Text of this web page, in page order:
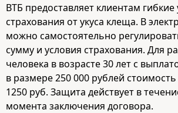
ВТБ предоставляет клиентам гибкие
страхования от укуса клеща. В
можно самостоятельно
сумму и условия страхования. Для
человека в возрасте 30 лет с
в размере 250 000 рублей
1250 руб. Защита действует в
момента заключения договора.